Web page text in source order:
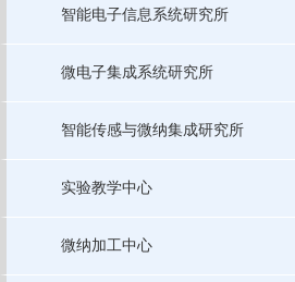
智能电子信息系统研究所
微电子集成系统研究所
智能传感与微纳集成研究所
实验教学中心
微纳加工中心